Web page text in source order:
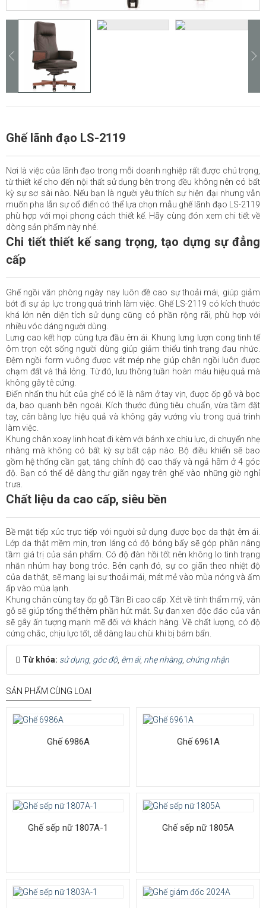
Ghế lãnh đạo LS-2119
Nơi là việc của lãnh đạo trong mỗi doanh nghiệp rất được chú trọng,
từ thiết kế cho đến nội thất sử dụng bên trong đều không nên có bất
kỳ sự sơ sài nào. Nếu bạn là người yêu thích sự hiện đại nhưng vẫn
muốn pha lẫn sự cổ điển có thể lựa chọn mẫu ghế lãnh đạo LS-2119
phù hợp với mọi phong cách thiết kế. Hãy cùng đón xem chi tiết về
dòng sản phẩm này nhé.
Chi tiết thiết kế sang trọng, tạo dựng sự đẳng
cấp
Ghế ngồi văn phòng ngày nay luôn đề cao sự thoải mái, giúp giảm
bớt đi sự áp lực trong quá trình làm việc. Ghế LS-2119 có kích thước
khá lớn nên diện tích sử dụng cũng có phần rộng rãi, phù hợp với
nhiều vóc dáng người dùng.
Lưng cao kết hợp cùng tựa đầu êm ái. Khung lưng lượn cong tinh tế
ôm trọn cột sống người dùng giúp giảm thiểu tình trạng đau nhức.
Đệm ngồi form vuông được vát mép nhẹ giúp chân ngồi luôn được
chạm đất và thả lỏng. Từ đó, lưu thông tuần hoàn máu hiệu quả mà
không gây tê cứng.
Điển nhấn thu hút của ghế có lẽ là nằm ở tay vịn, được ốp gỗ và bọc
da, bao quanh bên ngoài. Kích thước đúng tiêu chuẩn, vừa tầm đặt
tay, cân bằng lực hiệu quả và không gây vướng víu trong quá trình
làm việc.
Khung chân xoay linh hoạt đi kèm với bánh xe chịu lực, di chuyển nhẹ
nhàng mà không có bất kỳ sự bất cập nào. Bộ điều khiển sẽ bao
gồm hệ thống cần gạt, tăng chỉnh độ cao thấy và ngả hãm ở 4 góc
độ. Bạn có thể dễ dàng thư giãn ngay trên ghế vào những giờ nghỉ
trưa.
Chất liệu da cao cấp, siêu bền
Bề mặt tiếp xúc trực tiếp với người sử dụng được bọc da thật êm ái.
Lớp da thật mềm mịn, trơn láng có độ bóng bẩy sẽ góp phần nâng
tầm giá trị của sản phẩm. Có độ đàn hồi tốt nên không lo tình trạng
nhăn nhúm hay bong tróc. Bên cạnh đó, sự co giãn theo nhiệt độ
của da thật, sẽ mang lại sự thoải mái, mát mẻ vào mùa nóng và ấm
ấp vào mùa lạnh.
Khung chân cùng tay ốp gỗ Tần Bì cao cấp. Xét về tính thẩm mỹ, vân
gỗ sẽ giúp tổng thể thêm phần hút mắt. Sự đan xen độc đáo của vân
sẽ gây ấn tượng mạnh mẽ đối với khách hàng. Về chất lượng, có độ
cứng chắc, chịu lực tốt, dễ dàng lau chùi khi bị bám bẩn.
Từ khóa: sử dụng, góc độ, êm ái, nhẹ nhàng, chứng nhận
SẢN PHẨM CÙNG LOẠI
Ghế 6986A Ghế 6961A
Ghế sếp nữ 1807A-1 Ghế sếp nữ 1805A